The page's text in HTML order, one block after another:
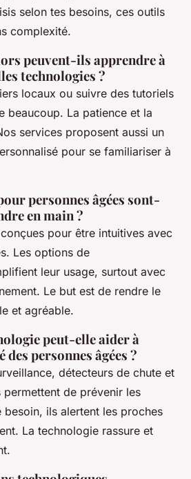
selon tes besoins, ces outils
complexité.
peuvent-ils apprendre à
technologies ?
locaux ou suivre des tutoriels
beaucoup. La patience et la
services proposent aussi un
pour se familiariser à
personnes âgées sont-
en main ?
pour être intuitives avec
Les options de
leur usage, surtout avec
Le but est de rendre le
et agréable.
peut-elle aider à
personnes âgées ?
détecteurs de chute et
permettent de prévenir les
besoin, ils alertent les proches
La technologie rassure et